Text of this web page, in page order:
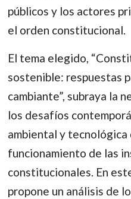
públicos y los actores
el orden constitucional.
El tema elegido,
sostenible: respuestas
cambiante”, subraya la
los desafíos
ambiental y tecnológica
funcionamiento de las
constitucionales. En
propone un análisis de